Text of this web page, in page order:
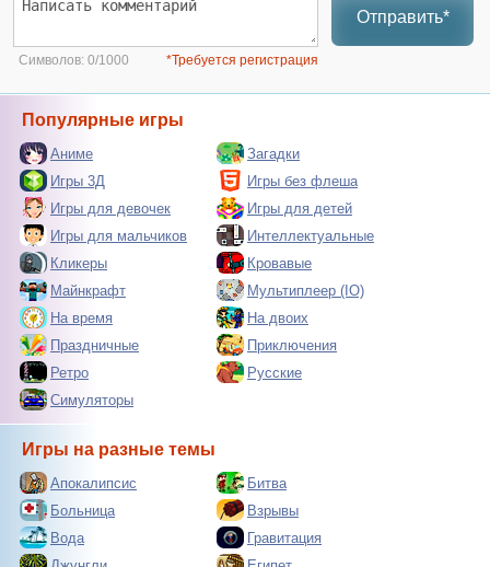
Отправить*
Символов: 0/1000 *Требуется регистрация
Популярные игры
Аниме
Загадки
Игры 3Д
Игры без флеша
Игры для девочек
Игры для детей
Игры для мальчиков
Интеллектуальные
Кликеры
Кровавые
Майнкрафт
Мультиплеер (IO)
На время
На двоих
Праздничные
Приключения
Ретро
Русские
Симуляторы
Игры на разные темы
Апокалипсис
Битва
Больница
Взрывы
Вода
Гравитация